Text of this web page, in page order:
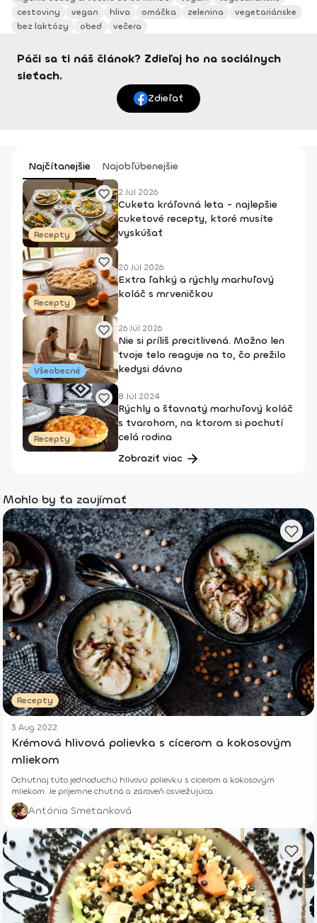
cestoviny
vegan hliva omáčka zelenina
vegetariánske
bez laktózy
obed večera
Páči sa ti náš článok? Zdieľaj ho na sociálnych
sieťach.
Zdieľať
Najčítanejšie Najobľúbenejšie
Recepty
2 Júl 2026
Cuketa kráľovná leta - najlepšie
cuketové recepty, ktoré musíte
vyskúšať
Recepty
20 Júl 2026
Extra ľahký a rýchly marhuľový
koláč s mrveničkou
Všeobecné
26 Júl 2026
Nie si príliš precitlivená. Možno len
tvoje telo reaguje na to, čo prežilo
kedysi dávno
Recepty
8 Júl 2024
Rýchly a šťavnatý marhuľový koláč
s tvarohom, na ktorom si pochutí
celá rodina
Zobraziť viac
Mohlo by ťa zaujímať
Recepty
3 Aug 2022
Krémová hlivová polievka s cícerom a kokosovým
mliekom
Ochutnaj túto jednoduchú hlivovú polievku s cícerom a kokosovým
mliekom. Je príjemne chutná a zároveň osviežujúca.
Antónia Smetanková